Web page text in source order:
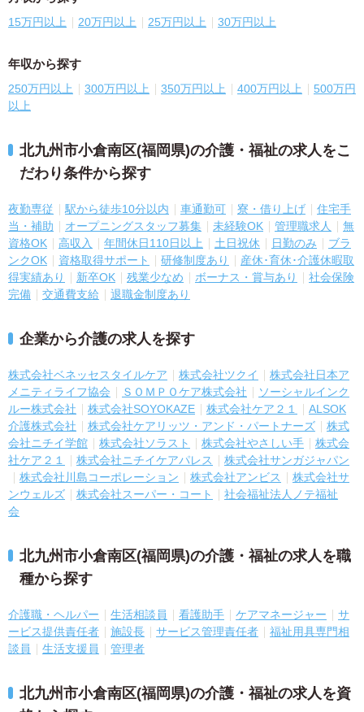
15万円以上 20万円以上 25万円以上 30万円以上
年収から探す
250万円以上 300万円以上 350万円以上 400万円以上
500万円
以上
北九州市小倉南区(福岡県)の介護・福祉の求人をこ
だわり条件から探す
夜勤専従 駅から徒歩10分以内 車通勤可 寮・借り上げ
住宅手
当・補助
オープニングスタッフ募集 未経験OK 管理職求人
無
資格OK
高収入 年間休日110日以上 土日祝休 日勤のみ
ブラ
ンクOK
資格取得サポート 研修制度あり
産休･育休･介護休暇取
得実績あり
新卒OK 残業少なめ ボーナス・賞与あり
社会保険
完備
交通費支給 退職金制度あり
企業から介護の求人を探す
株式会社ベネッセスタイルケア 株式会社ツクイ
株式会社日本ア
メニティライフ協会
ＳＯＭＰＯケア株式会社
ソーシャルインク
ルー株式会社
株式会社SOYOKAZE 株式会社ケア２１
ALSOK
介護株式会社
株式会社ケアリッツ・アンド・パートナーズ
株式
会社ニチイ学館
株式会社ソラスト 株式会社やさしい手
株式会
社ケア２１
株式会社ニチイケアパレス
株式会社サンガジャパン
株式会社川島コーポレーション
株式会社アンビス
株式会社サ
ンウェルズ
株式会社スーパー・コート
社会福祉法人ノテ福祉
会
北九州市小倉南区(福岡県)の介護・福祉の求人を職
種から探す
介護職・ヘルパー 生活相談員 看護助手 ケアマネージャー
サ
ービス提供責任者
施設長 サービス管理責任者
福祉用具専門相
談員
生活支援員 管理者
北九州市小倉南区(福岡県)の介護・福祉の求人を資